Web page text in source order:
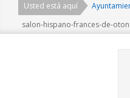
Menu
Usted está aquí
salon-hispano-frances-de-